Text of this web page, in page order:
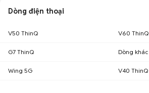
Dòng điện thoại
V50 ThinQ V60 ThinQ
G7 ThinQ Dòng khác
Wing 5G V40 ThinQ